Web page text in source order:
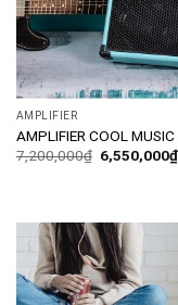
AMPLIFIER
AMPLIFIER COOL
7,200,000₫ 6,550,000₫